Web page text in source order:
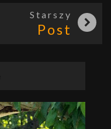
Starszy
Post